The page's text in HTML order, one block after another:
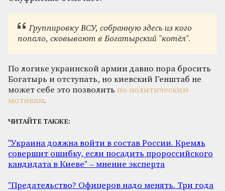
Группировку ВСУ, собранную здесь из кого
попало, сковывают в Богатырский "котёл".
По логике украинской армии давно пора бросить
Богатырь и отступать, но киевский Генштаб не
может себе это позволить по политическим
мотивам.
ЧИТАЙТЕ ТАКЖЕ:
"Украина должна войти в состав России. Кремль
совершит ошибку, если посадить пророссийского
кандидата в Киеве" – мнение эксперта
"Предательство? Офицеров надо менять. Три года